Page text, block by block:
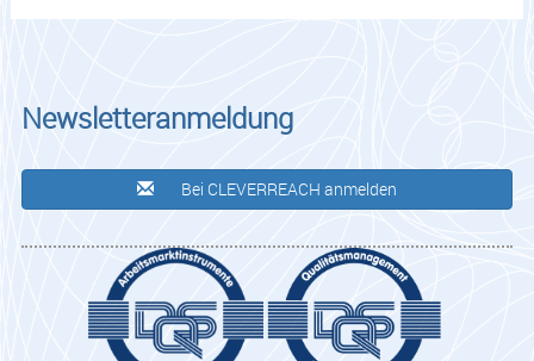
Newsletteranmeldung
Bei CLEVERREACH anmelden